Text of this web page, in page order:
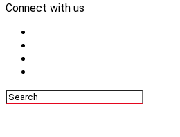
Connect with us